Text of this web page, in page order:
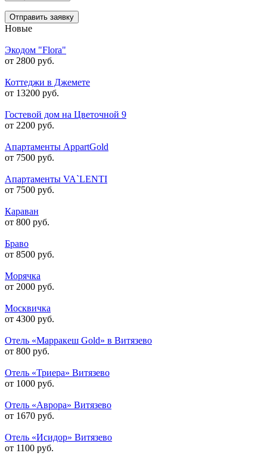
Отправить заявку
Новые
Экодом "Flora"
от 2800 руб.
Коттеджи в Джемете
от 13200 руб.
Гостевой дом на Цветочной 9
от 2200 руб.
Апартаменты AppartGold
от 7500 руб.
Апартаменты VA`LENTI
от 7500 руб.
Караван
от 800 руб.
Браво
от 8500 руб.
Морячка
от 2000 руб.
Москвичка
от 4300 руб.
Отель «Марракеш Gold» в Витязево
от 800 руб.
Отель «Триера» Витязево
от 1000 руб.
Отель «Аврора» Витязево
от 1670 руб.
Отель «Исидор» Витязево
от 1100 руб.